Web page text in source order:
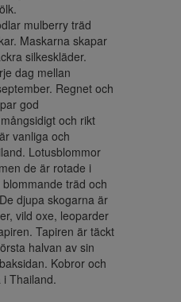
mulberry träd
Maskarna skapar
silkeskläder.
dag mellan
Regnet och
god
och rikt
vanliga och
Lotusblommor
de är rotade i
träd och
djupa skogarna är
vild oxe, leoparder
Tapiren är täckt
halvan av sin
Kobror och
i Thailand.